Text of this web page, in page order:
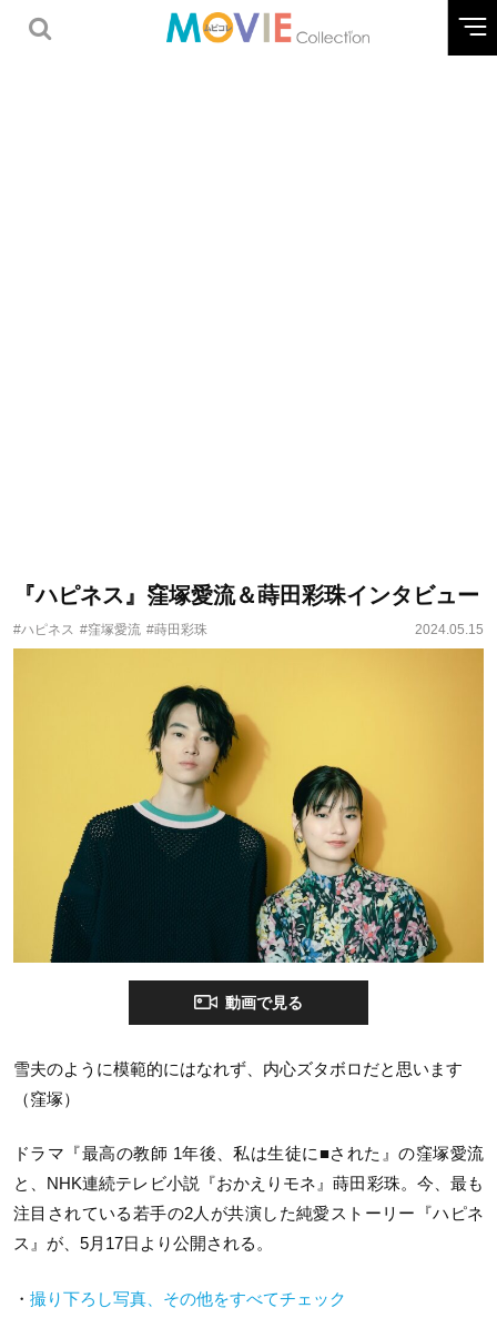
『ハピネス』窪塚愛流＆蒔田彩珠インタビュー
#ハピネス #窪塚愛流 #蒔田彩珠 2024.05.15
動画で見る
雪夫のように模範的にはなれず、内心ズタボロだと思います
（窪塚）
ドラマ『最高の教師 1年後、私は生徒に■された』の窪塚愛流
と、NHK連続テレビ小説『おかえりモネ』蒔田彩珠。今、最も
注目されている若手の2人が共演した純愛ストーリー『ハピネ
ス』が、5月17日より公開される。
・ 撮り下ろし写真、その他をすべてチェック